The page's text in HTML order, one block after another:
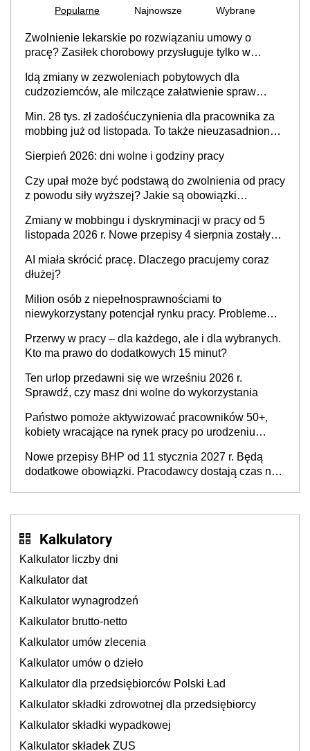
Popularne Najnowsze Wybrane
Zwolnienie lekarskie po rozwiązaniu umowy o
pracę? Zasiłek chorobowy przysługuje tylko w
stosunku pracy
Idą zmiany w zezwoleniach pobytowych dla
cudzoziemców, ale milczące załatwienie spraw
Min. 28 tys. zł zadośćuczynienia dla pracownika za
mobbing już od listopada. To także nieuzasadniona
Sierpień 2026: dni wolne i godziny pracy
Czy upał może być podstawą do zwolnienia od pracy
z powodu siły wyższej? Jakie są obowiązki
Zmiany w mobbingu i dyskryminacji w pracy od 5
listopada 2026 r. Nowe przepisy 4 sierpnia zostały
AI miała skrócić pracę. Dlaczego pracujemy coraz
dłużej?
Milion osób z niepełnosprawnościami to
niewykorzystany potencjał rynku pracy. Problemem
refundacji, ale bariery po stronie systemu i
świadomości pracodawców [WYWIAD]
Przerwy w pracy – dla każdego, ale i dla wybranych.
Kto ma prawo do dodatkowych 15 minut?
Ten urlop przedawni się we wrześniu 2026 r.
Sprawdź, czy masz dni wolne do wykorzystania
Państwo pomoże aktywizować pracowników 50+,
kobiety wracające na rynek pracy po urodzeniu
neuroatypowe. Powstanie Fundusz na rzecz
Inkluzywności w Zatrudnianiu?
Nowe przepisy BHP od 11 stycznia 2027 r. Będą
dodatkowe obowiązki. Pracodawcy dostają czas na
Kalkulatory
Kalkulator liczby dni
Kalkulator dat
Kalkulator wynagrodzeń
Kalkulator brutto-netto
Kalkulator umów zlecenia
Kalkulator umów o dzieło
Kalkulator dla przedsiębiorców Polski Ład
Kalkulator składki zdrowotnej dla przedsiębiorcy
Kalkulator składki wypadkowej
Kalkulator składek ZUS